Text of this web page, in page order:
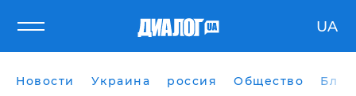
UA
Новости Украина россия Общество